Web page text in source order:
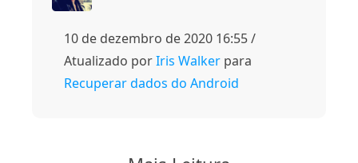
10 de dezembro de 2020 16:55 /
Atualizado porIris Walker para
Recuperar dados do Android